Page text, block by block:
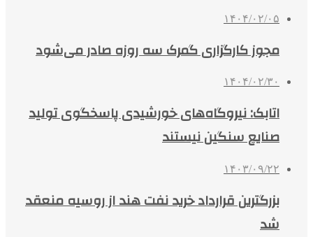
۱۴۰۴/۰۲/۰۵
مجوز کارگزاری گمرک سه روزه صادر می‌شود
۱۴۰۴/۰۲/۳۰
اتابک: نیروگاه‌های خورشیدی پاسخگوی تولید
صنایع سنگین نیستند
۱۴۰۳/۰۹/۲۲
بزرگترین قرارداد خرید نفت هند از روسیه منعقد
شد